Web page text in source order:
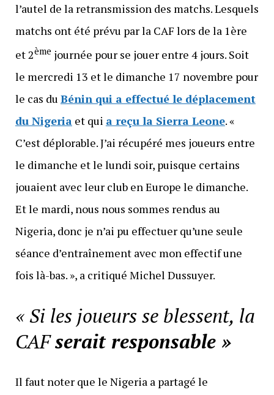
l’autel de la retransmission des matchs. Lesquels
matchs ont été prévu par la CAF lors de la 1ère
et 2ème journée pour se jouer entre 4 jours. Soit
le mercredi 13 et le dimanche 17 novembre pour
le cas du Bénin qui a effectué le déplacement
du Nigeria et qui a reçu la Sierra Leone. «
C’est déplorable. J’ai récupéré mes joueurs entre
le dimanche et le lundi soir, puisque certains
jouaient avec leur club en Europe le dimanche.
Et le mardi, nous nous sommes rendus au
Nigeria, donc je n’ai pu effectuer qu’une seule
séance d’entraînement avec mon effectif une
fois là-bas. », a critiqué Michel Dussuyer.
« Si les joueurs se blessent, la
CAFserait responsable »
Il faut noter que le Nigeria a partagé le